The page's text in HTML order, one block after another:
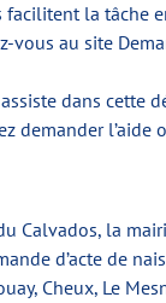
facilitent la tâche
vous au site
assiste dans
demander
Calvados, la
d’acte de
Cheux, Le